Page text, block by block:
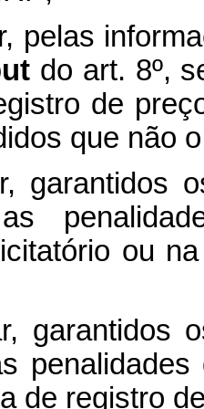
pelas
do art. 8º,
de
que não
garantidos
as
ou
garantidos
de registro